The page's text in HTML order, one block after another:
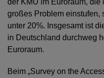
großes Problem einstufen,
unter 20%. Insgesamt ist
in Deutschland durchweg
Euroraum.
Beim „Survey on the